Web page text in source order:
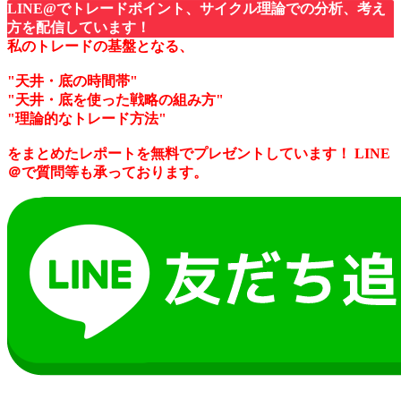
LINE@でトレードポイント、サイクル理論での分析、考え
方を配信しています！
私のトレードの基盤となる、
"天井・底の時間帯"
"天井・底を使った戦略の組み方"
"理論的なトレード方法"
をまとめたレポートを無料でプレゼントしています！ LINE
＠で質問等も承っております。